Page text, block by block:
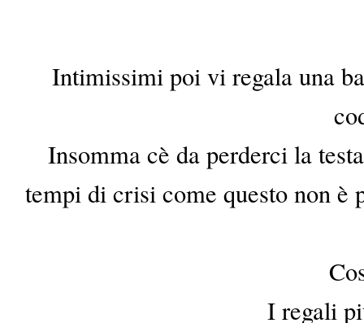
Intimissimi poi vi regala una
Insomma cè da perderci la
tempi di crisi come questo non è
I regali